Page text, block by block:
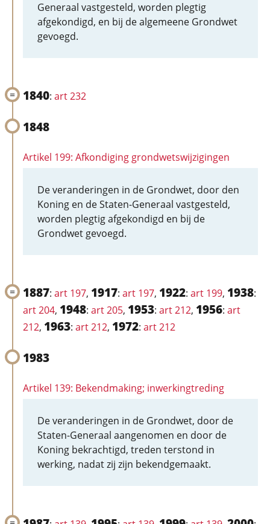
Generaal vastgesteld, worden plegtig
afgekondigd, en bij de algemeene Grondwet
gevoegd.
1840: art 232
1848
Artikel 199: Afkondiging grondwetswijzigingen
De veranderingen in de Grondwet, door den
Koning en de Staten-Generaal vastgesteld,
worden plegtig afgekondigd en bij de
Grondwet gevoegd.
1887: art 197, 1917: art 197, 1922: art 199, 1938:
art 204, 1948: art 205, 1953: art 212, 1956: art
212, 1963: art 212, 1972: art 212
1983
Artikel 139: Bekendmaking; inwerkingtreding
De veranderingen in de Grondwet, door de
Staten-Generaal aangenomen en door de
Koning bekrachtigd, treden terstond in
werking, nadat zij zijn bekendgemaakt.